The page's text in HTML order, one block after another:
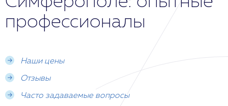
профессионалы
Наши цены
Отзывы
Часто задаваемые вопросы